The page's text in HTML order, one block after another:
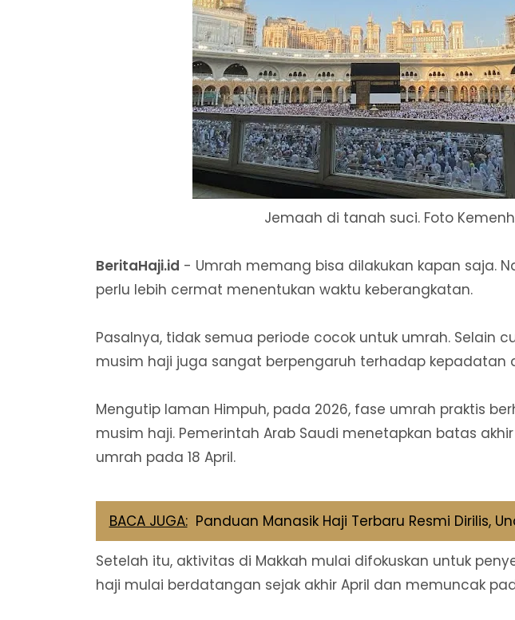
Jemaah di tanah suci. Foto
BeritaHaji.id - Umrah memang bisa dilakukan kapan saja.
perlu lebih cermat menentukan waktu keberangkatan.
Pasalnya, tidak semua periode cocok untuk umrah. Selain
musim haji juga sangat berpengaruh terhadap kepadatan
Mengutip laman Himpuh, pada 2026, fase umrah praktis
musim haji. Pemerintah Arab Saudi menetapkan batas
umrah pada 18 April.
BACA JUGA: Panduan Manasik Haji Terbaru Resmi Dirilis,
Setelah itu, aktivitas di Makkah mulai difokuskan untuk
haji mulai berdatangan sejak akhir April dan memuncak